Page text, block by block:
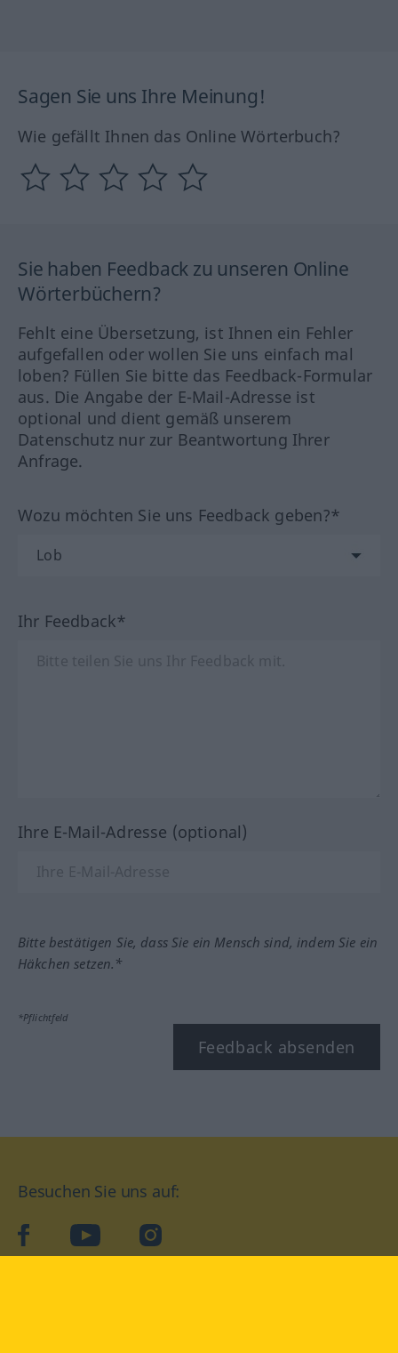
Sagen Sie uns Ihre Meinung!
Wie gefällt Ihnen das Online Wörterbuch?
Sie haben Feedback zu unseren Online
Wörterbüchern?
Fehlt eine Übersetzung, ist Ihnen ein Fehler
aufgefallen oder wollen Sie uns einfach mal
loben? Füllen Sie bitte das Feedback-Formular
aus. Die Angabe der E-Mail-Adresse ist
optional und dient gemäß unserem
Datenschutz nur zur Beantwortung Ihrer
Anfrage.
Wozu möchten Sie uns Feedback geben?*
Ihr Feedback*
Ihre E-Mail-Adresse (optional)
Bitte bestätigen Sie, dass Sie ein Mensch sind, indem Sie ein
Häkchen setzen.*
*Pflichtfeld
Feedback absenden
Besuchen Sie uns auf:
facebookYouTube Instagram